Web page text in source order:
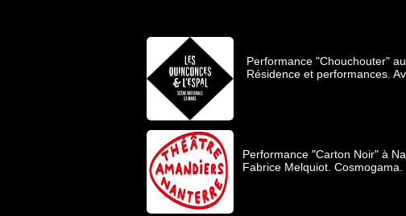
Performance "Chouchouter"
Résidence et performances.
Performance "Carton Noir" à
Fabrice Melquiot.